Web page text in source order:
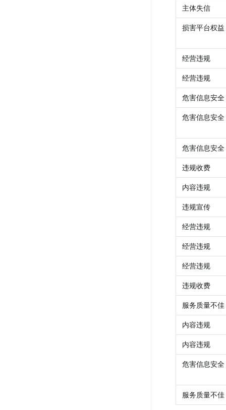
主体失信
损害平台权益
经营违规
经营违规
危害信息安全
危害信息安全
危害信息安全
违规收费
内容违规
违规宣传
经营违规
经营违规
经营违规
违规收费
服务质量不佳
内容违规
内容违规
危害信息安全
服务质量不佳